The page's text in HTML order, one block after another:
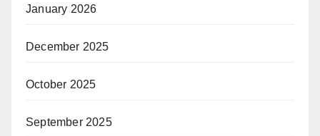
January 2026
December 2025
October 2025
September 2025